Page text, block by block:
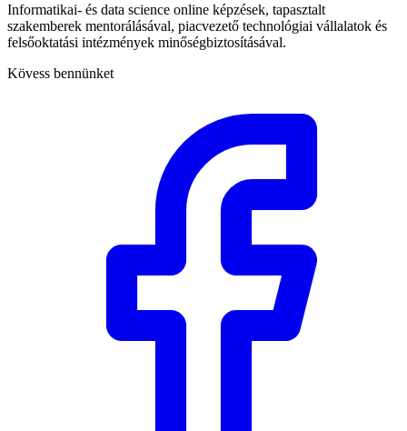
Informatikai- és data science online képzések, tapasztalt
szakemberek mentorálásával, piacvezető technológiai vállalatok és
felsőoktatási intézmények minőségbiztosításával.
Kövess bennünket